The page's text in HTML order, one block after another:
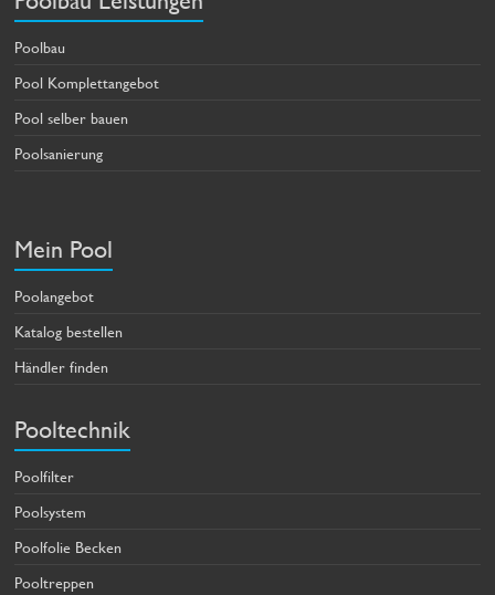
Poolbau
Pool Komplettangebot
Pool selber bauen
Poolsanierung
Mein Pool
Poolangebot
Katalog bestellen
Händler finden
Pooltechnik
Poolfilter
Poolsystem
Poolfolie Becken
Pooltreppen